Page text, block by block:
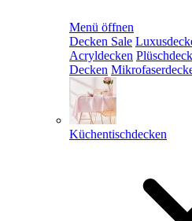
Menü öffnen
Decken Sale
Acryldecken
Decken
Küchentischdecken